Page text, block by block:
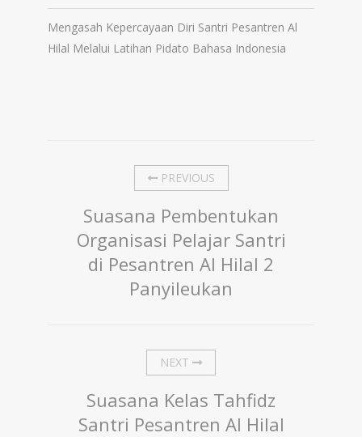
Mengasah Kepercayaan Diri Santri Pesantren Al
Hilal Melalui Latihan Pidato Bahasa Indonesia
PREVIOUS
Suasana Pembentukan
Organisasi Pelajar Santri
di Pesantren Al Hilal 2
Panyileukan
NEXT
Suasana Kelas Tahfidz
Santri Pesantren Al Hilal